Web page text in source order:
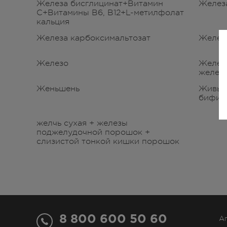
Железа бисглицинат+Витамин
С+Витамины В6, В12+L-метилфолат
кальция
Железа карбоксимальтозат
Железо
Женьшень
Живые
желчь сухая + железы
поджелудочной порошок +
слизистой тонкой кишки порошок
8 800 600 50 60